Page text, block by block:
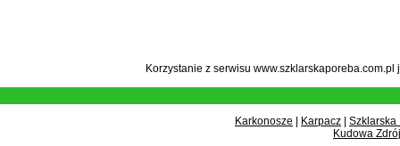
Korzystanie z serwisu
Karkonosze Karpacz
Szklarska
Kudowa